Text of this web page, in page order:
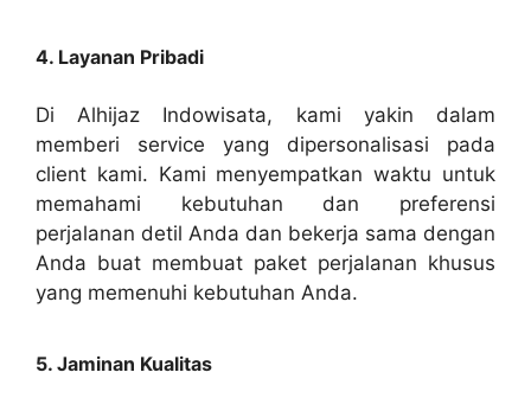
4. Layanan Pribadi
Di Alhijaz Indowisata, kami yakin dalam
memberi service yang dipersonalisasi pada
client kami. Kami menyempatkan waktu untuk
memahami kebutuhan dan preferensi
perjalanan detil Anda dan bekerja sama dengan
Anda buat membuat paket perjalanan khusus
yang memenuhi kebutuhan Anda.
5. Jaminan Kualitas